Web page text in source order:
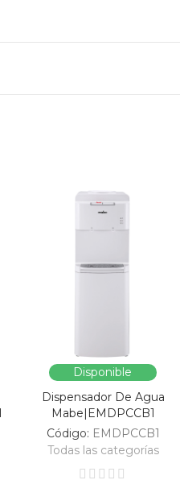
Disponible
Dispensador De Agua
Mabe|EMDPCCB1
Código: EMDPCCB1
Todas las categorías